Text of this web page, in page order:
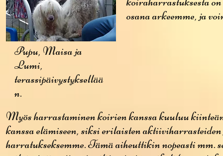
osana arkeemme, ja
Pupu, Maisa ja
Lumi,
terassipäivystyksellää
n.
Myös harrastaminen koirien kanssa kuuluu
kanssa elämiseen, siksi erilaisten
harratukseksemme. Tämä aiheuttikin nopeasti mm.